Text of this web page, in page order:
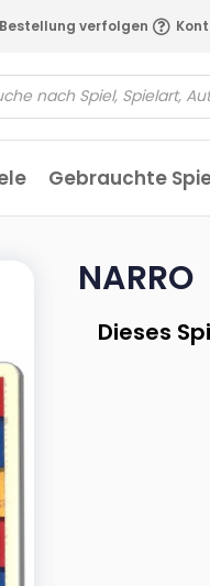
Bestellung verfolgen
Gebrauchte
NARRO
Dieses